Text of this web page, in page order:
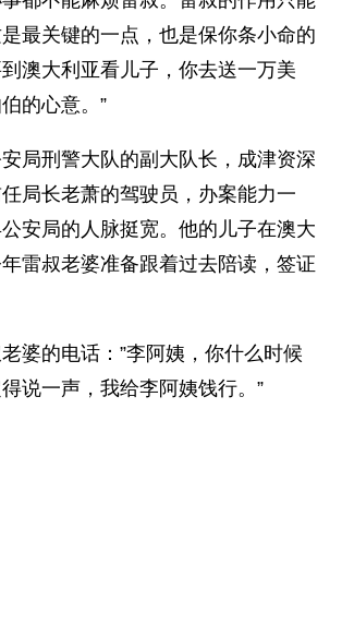
最关键的一点，也是保你条小命的
澳大利亚看儿子，你去送一万美
的心意。”
局刑警大队的副大队长，成津资深
局长老萧的驾驶员，办案能力一
安局的人脉挺宽。他的儿子在澳大
雷叔老婆准备跟着过去陪读，签证
婆的电话：”李阿姨，你什么时候
说一声，我给李阿姨饯行。”